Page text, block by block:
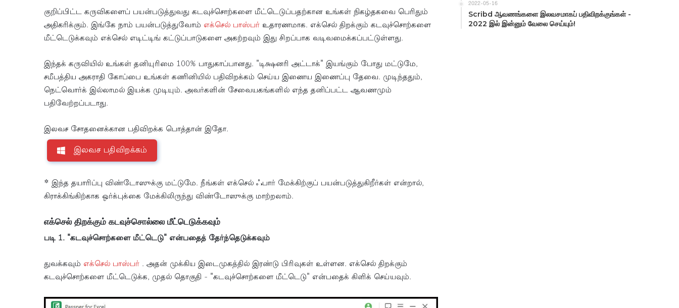
குறிப்பிட்ட கருவிகளைப் பயன்படுத்துவது கடவுச்சொற்களை மீட்டெடுப்பதற்கான உங்கள் நிகழ்தகவை பெரிதும்
அதிகரிக்கும். இங்கே நாம் பயன்படுத்துவோம் எக்செல் பாஸ்பர் உதாரணமாக. எக்செல் திறக்கும் கடவுச்சொற்களை
மீட்டெடுக்கவும் எக்செல் எடிட்டிங் கட்டுப்பாடுகளை அகற்றவும் இது சிறப்பாக வடிவமைக்கப்பட்டுள்ளது.
இந்தக் கருவியில் உங்கள் தனியுரிமை 100% பாதுகாப்பானது. "டிக்ஷனரி அட்டாக்" இயங்கும் போது மட்டுமே,
சமீபத்திய அகராதி கோப்பை உங்கள் கணினியில் பதிவிறக்கம் செய்ய இணைய இணைப்பு தேவை. முடிந்ததும்,
நெட்வொர்க் இல்லாமல் இயக்க முடியும். அவர்களின் சேவையகங்களில் எந்த தனிப்பட்ட ஆவணமும்
பதிவேற்றப்படாது.
இலவச சோதனைக்கான பதிவிறக்க பொத்தான் இதோ.
இலவச பதிவிறக்கம்
* இந்த தயாரிப்பு விண்டோஸுக்கு மட்டுமே. நீங்கள் எக்செல் ஃபார் மேக்கிற்குப் பயன்படுத்துகிறீர்கள் என்றால்,
கிராக்கிங்கிற்காக ஒர்க்புக்கை மேக்கிலிருந்து விண்டோஸுக்கு மாற்றலாம்.
எக்செல் திறக்கும் கடவுச்சொல்லை மீட்டெடுக்கவும்
படி 1. "கடவுச்சொற்களை மீட்டெடு" என்பதைத் தேர்ந்தெடுக்கவும்
துவக்கவும் எக்செல் பாஸ்பர் . அதன் முக்கிய இடைமுகத்தில் இரண்டு பிரிவுகள் உள்ளன. எக்செல் திறக்கும்
கடவுச்சொற்களை மீட்டெடுக்க, முதல் தொகுதி - "கடவுச்சொற்களை மீட்டெடு" என்பதைக் கிளிக் செய்யவும்.
2022-05-16
Scribd ஆவணங்களை இலவசமாகப் பதிவிறக்குங்கள் -
2022 இல் இன்னும் வேலை செய்யும்!